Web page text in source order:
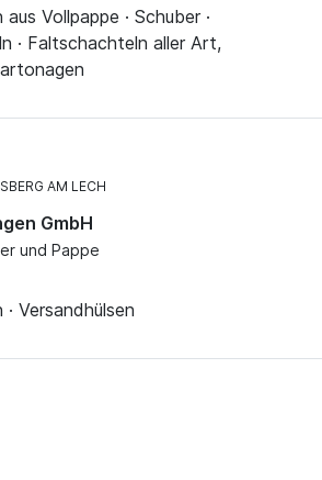
Vollpappe · Schuber ·
· Faltschachteln aller Art,
AM LECH
GmbH
und Pappe
Versandhülsen